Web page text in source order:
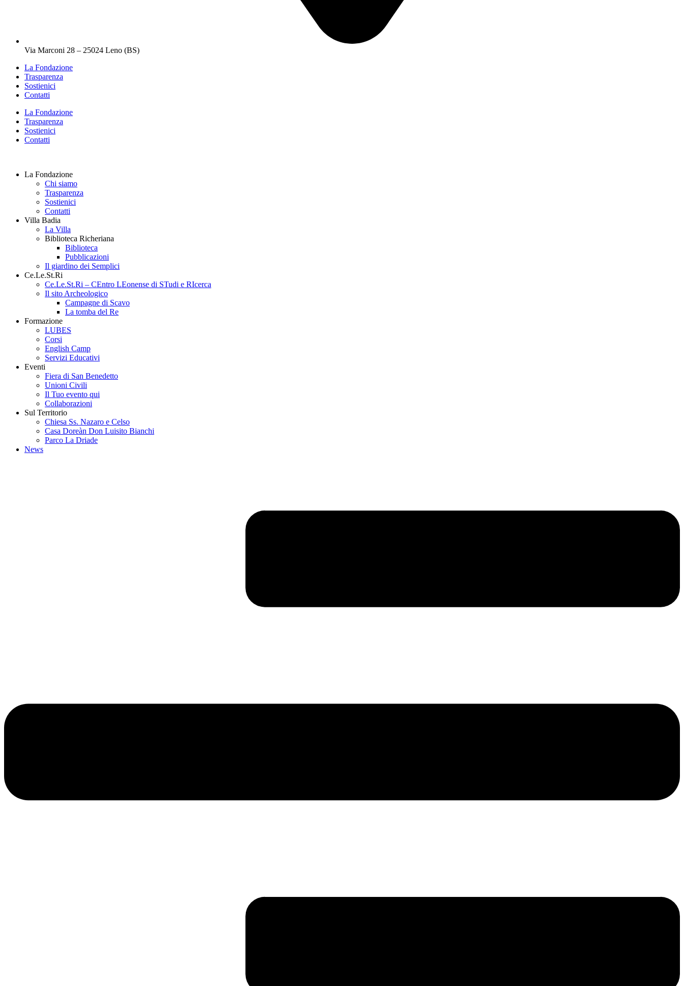
Via Marconi 28 – 25024 Leno (BS)
La Fondazione
Trasparenza
Sostienici
Contatti
La Fondazione
Trasparenza
Sostienici
Contatti
La Fondazione
Chi siamo
Trasparenza
Sostienici
Contatti
Villa Badia
La Villa
Biblioteca Richeriana
Biblioteca
Pubblicazioni
Il giardino dei Semplici
Ce.Le.St.Ri
Ce.Le.St.Ri – CEntro LEonense di STudi e RIcerca
Il sito Archeologico
Campagne di Scavo
La tomba del Re
Formazione
LUBES
Corsi
English Camp
Servizi Educativi
Eventi
Fiera di San Benedetto
Unioni Civili
Il Tuo evento qui
Collaborazioni
Sul Territorio
Chiesa Ss. Nazaro e Celso
Casa Doreàn Don Luisito Bianchi
Parco La Driade
News